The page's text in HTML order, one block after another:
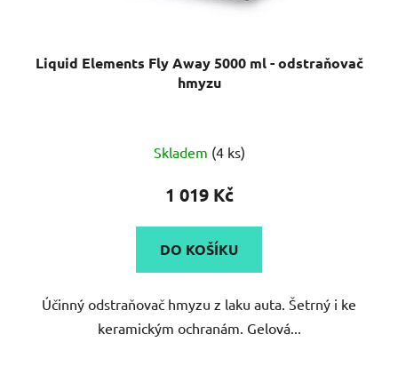
Liquid Elements Fly Away 5000 ml - odstraňovač
hmyzu
Skladem (4 ks)
1 019 Kč
DO KOŠÍKU
Účinný odstraňovač hmyzu z laku auta. Šetrný i ke
keramickým ochranám. Gelová...